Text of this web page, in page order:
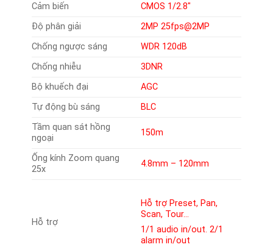
Cảm biến
CMOS 1/2.8″
Độ phân giải
2MP 25fps@2MP
Chống ngược sáng
WDR 120dB
Chống nhiễu
3DNR
Bộ khuếch đại
AGC
Tự động bù sáng
BLC
Tầm quan sát hồng
ngoại
150m
Ống kính Zoom quang
25x
4.8mm – 120mm
Hỗ trợ
Hỗ trợ Preset, Pan,
Scan, Tour…
1/1 audio in/out. 2/1
alarm in/out